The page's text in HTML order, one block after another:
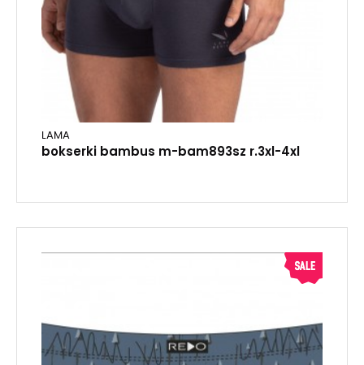
LAMA
bokserki bambus m-bam893sz r.3xl-4xl